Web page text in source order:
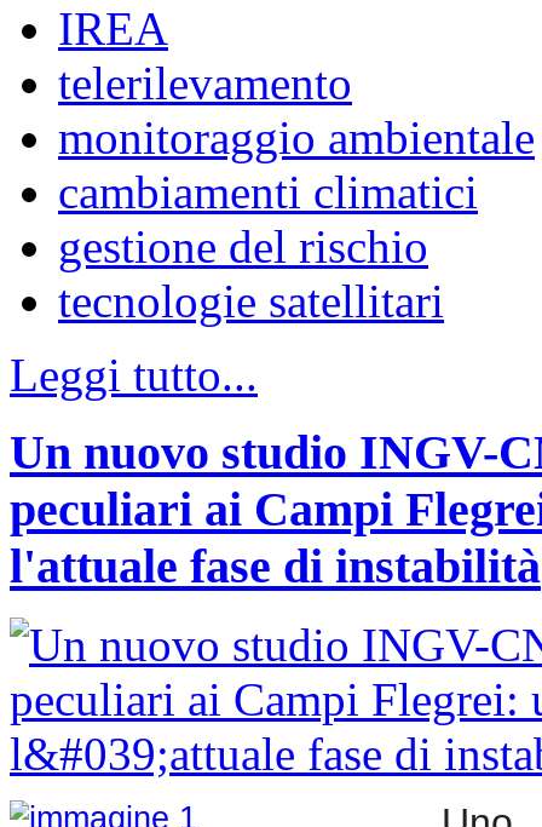
IREA
telerilevamento
monitoraggio ambientale
cambiamenti climatici
gestione del rischio
tecnologie satellitari
Leggi tutto...
Un nuovo studio INGV-
peculiari ai Campi
l'attuale fase di instabilità